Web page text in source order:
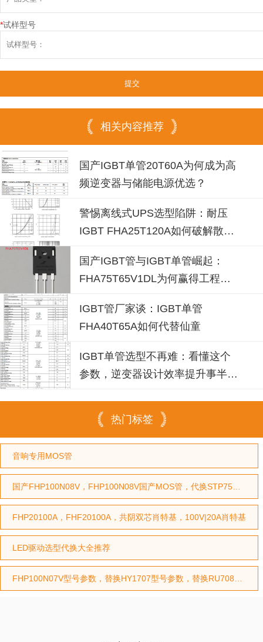
*试样型号
相关内容推荐
国产IGBT单管20T60A为何成为高
频逆变器与储能电源优选？
警惕离线式UPS选型陷阱：耐压
IGBT FHA25T120A如何破解散热
国产IGBT管与IGBT单管崛起：
FHA75T65V1DL为何赢得工程师
IGBT管厂家谈：IGBT单管
FHA40T65A如何代替仙童
IGBT单管选型不再难：看懂这个
参数，逆变器设计效率提升事半功
热门标签
音响专用MOS管
FHP20100A，FHF20100A，共阴双芯肖特基，100V|20A肖特基
LED驱动选型代换大全推荐